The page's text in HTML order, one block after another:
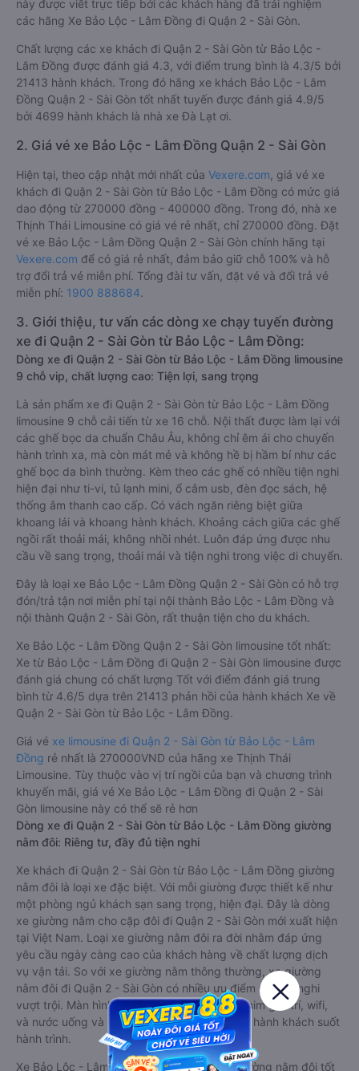
này được viết trực tiếp bởi các khách hàng đã trải nghiệm
các hãng Xe Bảo Lộc - Lâm Đồng đi Quận 2 - Sài Gòn.
Chất lượng các xe khách đi Quận 2 - Sài Gòn từ Bảo Lộc -
Lâm Đồng được đánh giá 4.3, với điểm trung bình là 4.3/5 bởi
21413 hành khách. Trong đó hãng xe khách Bảo Lộc - Lâm
Đồng Quận 2 - Sài Gòn tốt nhất tuyến được đánh giá 4.9/5
bởi 4699 hành khách là nhà xe Đà Lạt ơi.
2. Giá vé xe Bảo Lộc - Lâm Đồng Quận 2 - Sài Gòn
Hiện tại, theo cập nhật mới nhất của Vexere.com , giá vé xe
khách đi Quận 2 - Sài Gòn từ Bảo Lộc - Lâm Đồng có mức giá
dao động từ 270000 đồng - 400000 đồng. Trong đó, nhà xe
Thịnh Thái Limousine có giá vé rẻ nhất, chỉ 270000 đồng. Đặt
vé xe Bảo Lộc - Lâm Đồng Quận 2 - Sài Gòn chính hãng tại
Vexere.com để có giá rẻ nhất, đảm bảo giữ chỗ 100% và hỗ
trợ đổi trả vé miễn phí. Tổng đài tư vấn, đặt vé và đổi trả vé
miễn phí: 1900 888684.
3. Giới thiệu, tư vấn các dòng xe chạy tuyến đường
xe đi Quận 2 - Sài Gòn từ Bảo Lộc - Lâm Đồng:
Dòng xe đi Quận 2 - Sài Gòn từ Bảo Lộc - Lâm Đồng limousine
9 chỗ vip, chất lượng cao: Tiện lợi, sang trọng
Là sản phẩm xe đi Quận 2 - Sài Gòn từ Bảo Lộc - Lâm Đồng
limousine 9 chỗ cải tiến từ xe 16 chỗ. Nội thất được làm lại với
các ghế bọc da chuẩn Châu Âu, không chỉ êm ái cho chuyến
hành trình xa, mà còn mát mẻ và không hề bị hầm bí như các
ghế bọc da bình thường. Kèm theo các ghế có nhiều tiện nghi
hiện đại như ti-vi, tủ lạnh mini, ổ cắm usb, đèn đọc sách, hệ
thống âm thanh cao cấp. Có vách ngăn riêng biệt giữa
khoang lái và khoang hành khách. Khoảng cách giữa các ghế
ngồi rất thoải mái, không nhồi nhét. Luôn đáp ứng được nhu
cầu về sang trọng, thoải mái và tiện nghi trong việc di chuyển.
Đây là loại xe Bảo Lộc - Lâm Đồng Quận 2 - Sài Gòn có hỗ trợ
đón/trả tận nơi miễn phí tại nội thành Bảo Lộc - Lâm Đồng và
nội thành Quận 2 - Sài Gòn, rất thuận tiện cho du khách.
Xe Bảo Lộc - Lâm Đồng Quận 2 - Sài Gòn limousine tốt nhất:
Xe từ Bảo Lộc - Lâm Đồng đi Quận 2 - Sài Gòn limousine được
đánh giá chung có chất lượng Tốt với điểm đánh giá trung
bình từ 4.6/5 dựa trên 21413 phản hồi của hành khách Xe về
Quận 2 - Sài Gòn từ Bảo Lộc - Lâm Đồng.
Giá vé xe limousine đi Quận 2 - Sài Gòn từ Bảo Lộc - Lâm
Đồng rẻ nhất là 270000VND của hãng xe Thịnh Thái
Limousine. Tùy thuộc vào vị trí ngồi của bạn và chương trình
khuyến mãi, giá vé Xe Bảo Lộc - Lâm Đồng đi Quận 2 - Sài
Gòn limousine này có thể sẽ rẻ hơn
Dòng xe đi Quận 2 - Sài Gòn từ Bảo Lộc - Lâm Đồng giường
nằm đôi: Riêng tư, đầy đủ tiện nghi
Xe khách đi Quận 2 - Sài Gòn từ Bảo Lộc - Lâm Đồng giường
nằm đôi là loại xe đặc biệt. Với mỗi giường được thiết kế như
một phòng ngủ khách sạn sang trọng, hiện đại. Đây là dòng
xe giường nằm cho cặp đôi đi Quận 2 - Sài Gòn mới xuất hiện
tại Việt Nam. Loại xe giường nằm đôi ra đời nhằm đáp ứng
yêu cầu ngày càng cao của khách hàng về chất lượng dịch
vụ vận tải. So với xe giường nằm thông thường, xe giường
nằm đôi đi Quận 2 - Sài Gòn có nhiều ưu điểm và tiện nghi
vượt trội. Màn hình LCD với hàng nghìn bộ phim giải trí, wifi,
và nước uống và chăn đắp miễn phí phục vụ hành khách suốt
hành trình.
Xe Bảo Lộc - Lâm Đồng Quận 2 - Sài Gòn giường nằm đôi tốt